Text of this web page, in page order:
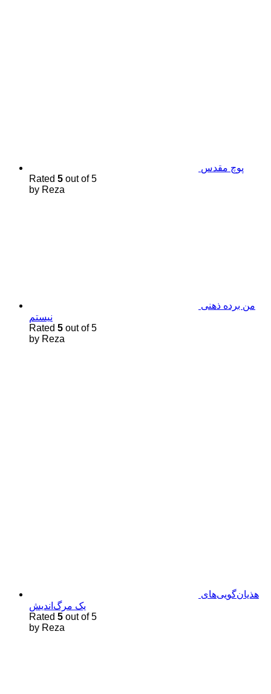
پوچ مقدس
Rated 5 out of 5
by Reza
من برده ذهنی
نیستم
Rated 5 out of 5
by Reza
هذیان‌گویی‌های
یک مرگ‌اندیش
Rated 5 out of 5
by Reza